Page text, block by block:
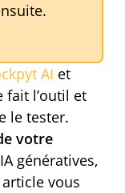
AI et
fait l’outil et
le tester.
votre
génératives,
vous